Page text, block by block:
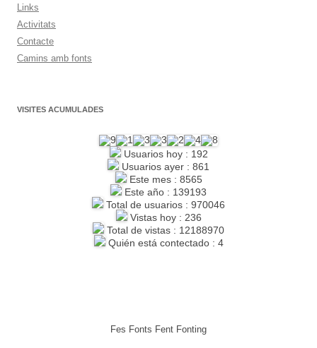
Links
Activitats
Contacte
Camins amb fonts
VISITES ACUMULADES
Usuarios hoy : 192
Usuarios ayer : 861
Este mes : 8565
Este año : 139193
Total de usuarios : 970046
Vistas hoy : 236
Total de vistas : 12188970
Quién está contectado : 4
Fes Fonts Fent Fonting